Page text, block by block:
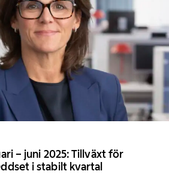
– juni 2025: Tillväxt för
i stabilt kvartal